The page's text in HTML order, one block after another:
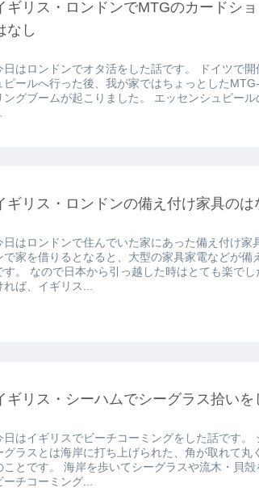
ギリス・ロンドンでMTGのカードシ
なし
日はロンドンでオタ活をした話です。 ドイツで
ピールへ行った後、我が家ではちょっとした
ングブームが起こりました。 エッセンシュピール
ギリス・ロンドンの備え付け家具のは
日はロンドンで住んでいた家にあった備え付け家
で家を借りるとなると、大型の家具家電などが備
す。 なので日本から引っ越した時はとても楽で
れば、イギリス...
ギリス・シーハムでシーグラス拾いを
日はイギリスでビーチコーミングをした話です。
グラスとは海岸に打ち上げられた、角が取れて丸
ことです。 海岸を歩いてシーグラスや流木・貝
ーチコーミング...